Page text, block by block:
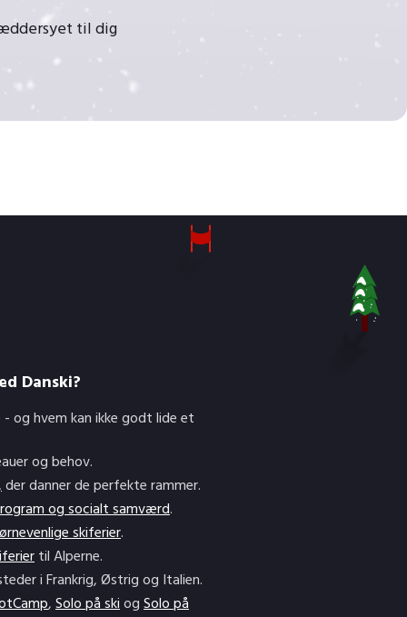
til dig
Danski?
- og hvem kan ikke godt lide et
og behov.
der danner de perfekte rammer.
og socialt samværd.
skiferier.
til Alperne.
i Frankrig, Østrig og Italien.
,Solo på skiogSolo på